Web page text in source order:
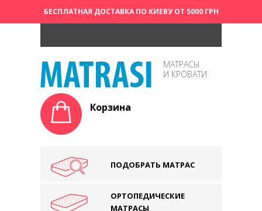
БЕСПЛАТНАЯ ДОСТАВКА ПО КИЕВУ ОТ 5000 ГРН
МАТРАСЫ
И КРОВАТИ
Корзина
ПОДОБРАТЬ МАТРАС
ОРТОПЕДИЧЕСКИЕ
МАТРАСЫ